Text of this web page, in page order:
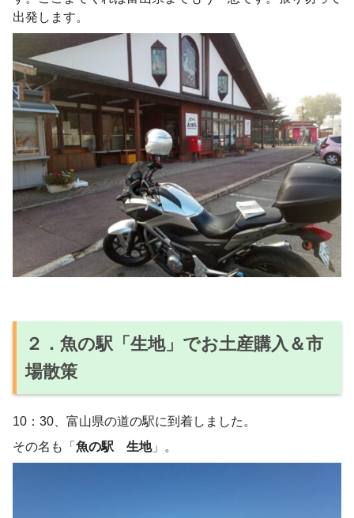
出発します。
２．魚の駅「生地」でお土産購入＆市
場散策
10：30、富山県の道の駅に到着しました。
その名も「 魚の駅 生地」。